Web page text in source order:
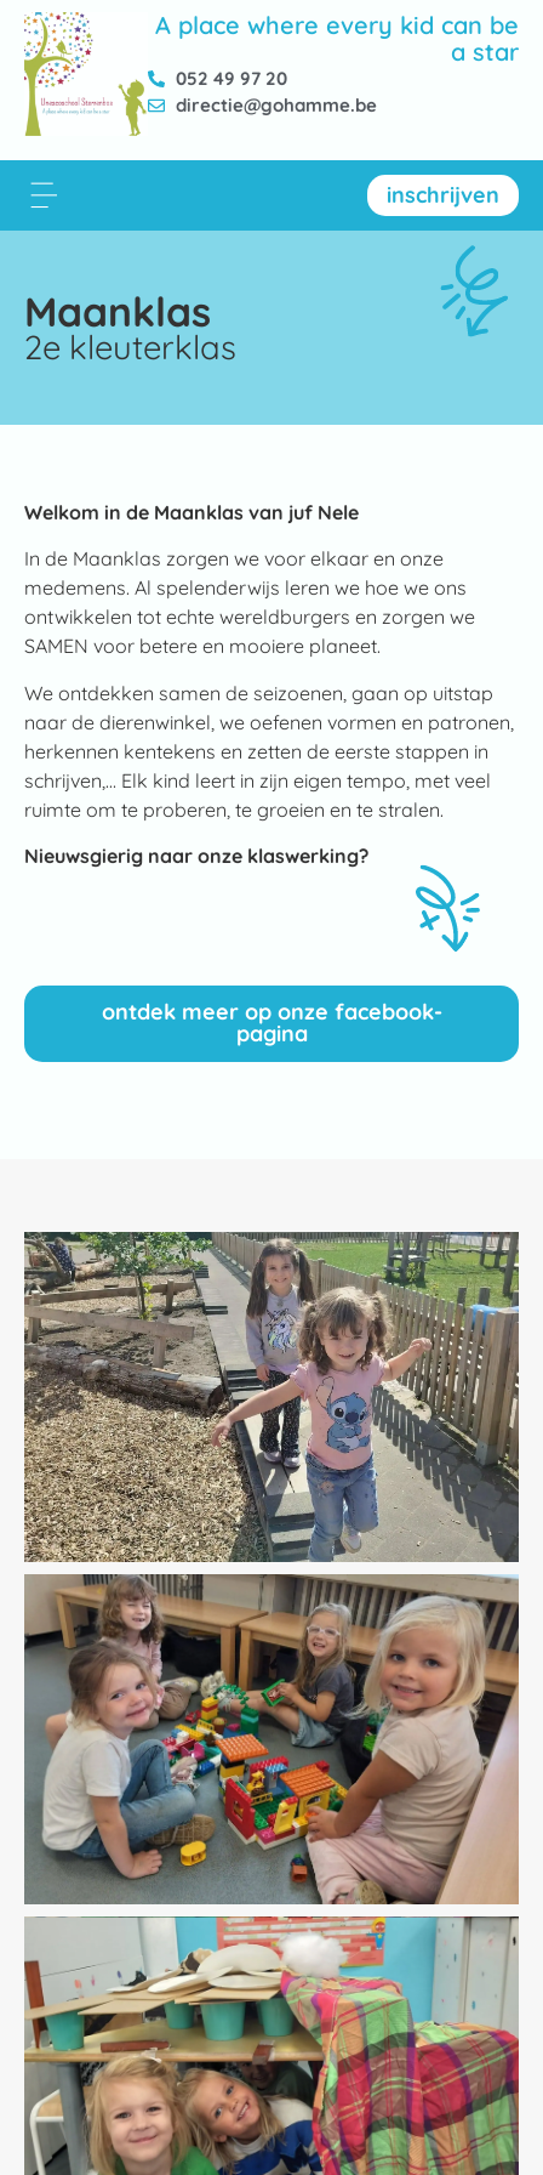
A place where every kid can be
a star
052 49 97 20
directie@gohamme.be
inschrijven
Maanklas
2e kleuterklas
Welkom in de Maanklas van juf Nele
In de Maanklas zorgen we voor elkaar en onze
medemens. Al spelenderwijs leren we hoe we ons
ontwikkelen tot echte wereldburgers en zorgen we
SAMEN voor betere en mooiere planeet.
We ontdekken samen de seizoenen, gaan op uitstap
naar de dierenwinkel, we oefenen vormen en patronen,
herkennen kentekens en zetten de eerste stappen in
schrijven,… Elk kind leert in zijn eigen tempo, met veel
ruimte om te proberen, te groeien en te stralen.
Nieuwsgierig naar onze klaswerking?
ontdek meer op onze facebook-
pagina